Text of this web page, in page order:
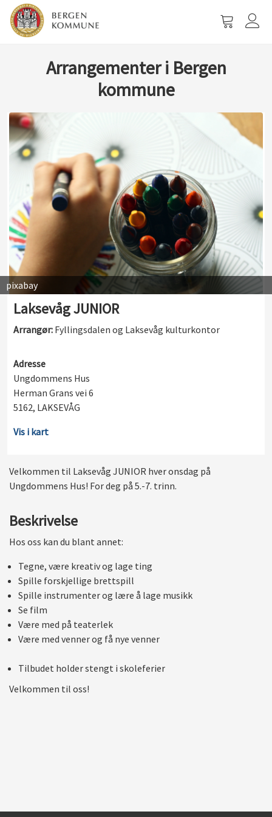
Arrangementer i Bergen
kommune
pixabay
Laksevåg JUNIOR
Arrangør: Fyllingsdalen og Laksevåg kulturkontor
Adresse
Ungdommens Hus
Herman Grans vei 6
5162, LAKSEVÅG
Vis i kart
Velkommen til Laksevåg JUNIOR hver onsdag på
Ungdommens Hus! For deg på 5.-7. trinn.
Beskrivelse
Hos oss kan du blant annet:
Tegne, være kreativ og lage ting
Spille forskjellige brettspill
Spille instrumenter og lære å lage musikk
Se film
Være med på teaterlek
Være med venner og få nye venner
Tilbudet holder stengt i skoleferier
Velkommen til oss!